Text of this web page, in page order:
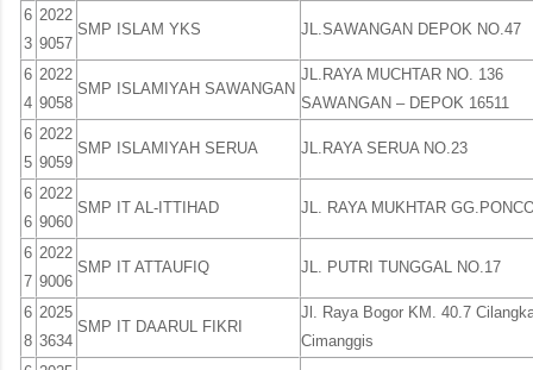
6
3
2022
9057
SMP ISLAM YKS JL.SAWANGAN DEPOK NO.47
6
4
2022
9058
SMP ISLAMIYAH SAWANGAN
JL.RAYA MUCHTAR NO. 136
SAWANGAN – DEPOK 16511
6
5
2022
9059
SMP ISLAMIYAH SERUA JL.RAYA SERUA NO.23
6
6
2022
9060
SMP IT AL-ITTIHAD JL. RAYA MUKHTAR
6
7
2022
9006
SMP IT ATTAUFIQ JL. PUTRI TUNGGAL NO.17
6
8
2025
3634
SMP IT DAARUL FIKRI
Jl. Raya Bogor KM. 40.7
Cimanggis